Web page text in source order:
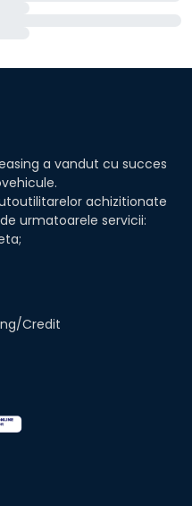
a vandut cu succes
achizitionate
urmatoarele servicii:
Credit